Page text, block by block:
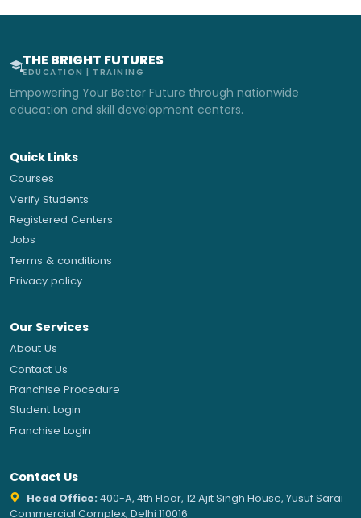
THE BRIGHT FUTURES
EDUCATION | TRAINING
Empowering Your Better Future through nationwide
education and skill development centers.
Quick Links
Courses
Verify Students
Registered Centers
Jobs
Terms & conditions
Privacy policy
Our Services
About Us
Contact Us
Franchise Procedure
Student Login
Franchise Login
Contact Us
Head Office: 400-A, 4th Floor, 12 Ajit Singh House, Yusuf Sarai
Commercial Complex, Delhi 110016